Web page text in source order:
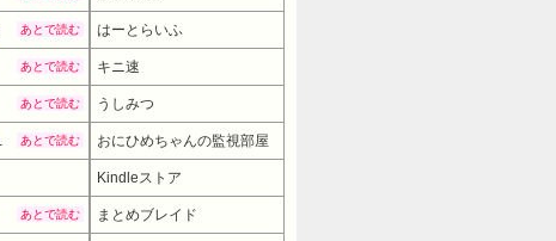
あとで読む はーとらいふ
あとで読む キニ速
あとで読む うしみつ
あとで読む おにひめちゃんの監視部屋
Kindleストア
あとで読む まとめブレイド